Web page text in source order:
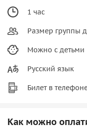
1 час
Размер группы
Можно с детьми
Русский язык
Билет в
Как можно